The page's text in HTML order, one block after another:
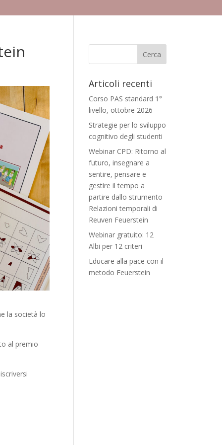
la società lo
al premio
Articoli recenti
Corso PAS standard 1°
livello, ottobre 2026
Strategie per lo sviluppo
cognitivo degli studenti
Webinar CPD: Ritorno al
futuro, insegnare a
sentire, pensare e
gestire il tempo a
partire dallo strumento
Relazioni temporali di
Reuven Feuerstein
Webinar gratuito: 12
Albi per 12 criteri
Educare alla pace con il
metodo Feuerstein